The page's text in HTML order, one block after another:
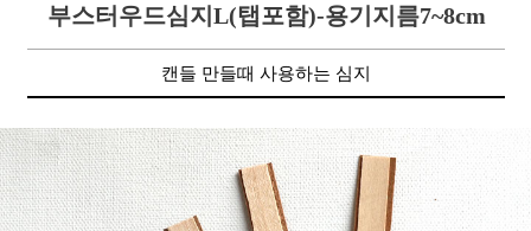
부스터우드심지L(탭포함)-용기지름7~8cm
캔들 만들때 사용하는 심지